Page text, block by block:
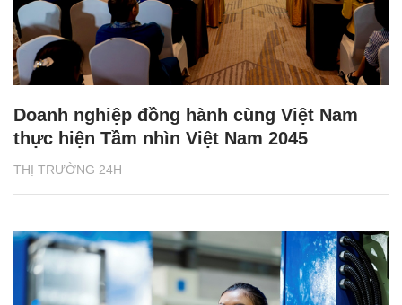
THỊ TRƯỜNG 24H
Doanh nghiệp đồng hành cùng Việt Nam
thực hiện Tầm nhìn Việt Nam 2045